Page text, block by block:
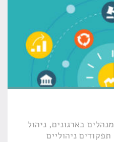
מנהלים בארגונים ניהול
תפקודים ניהוליים